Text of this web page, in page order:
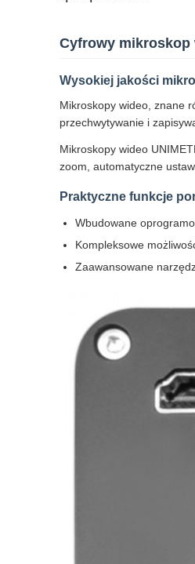
Cyfrowy mikroskop
Wysokiej jakości
Mikroskopy wideo, znane
przechwytywanie i
Mikroskopy wideo
zoom, automatyczne
Praktyczne funkcje
Wbudowane
Kompleksowe
Zaawansowane